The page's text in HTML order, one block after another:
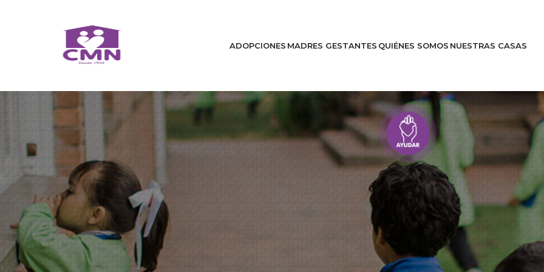
ADOPCIONES MADRES GESTANTES QUIÉNES SOMOS NUESTRAS CASAS
Home
Quiénes Somos
Cambiamos Vidas / Adopciones
Entérate
Historias
Apóyanos